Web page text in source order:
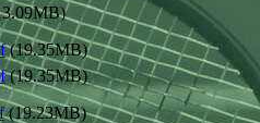
(19.35MB)
(19.35MB)
(19.23MB)